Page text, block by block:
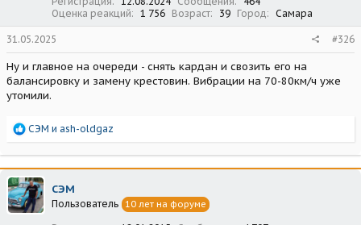
Оценка реакций
1 756 Возраст 39 Город Самара
31.05.2025 #326
Ну и главное на очереди - снять кардан и свозить его на
балансировку и замену крестовин. Вибрации на 70-80км/ч уже
утомили.
Р
а
к
ц
и
и
СЭМ и ash-oldgaz
СЭМ
Пользователь 10 лет на форуме